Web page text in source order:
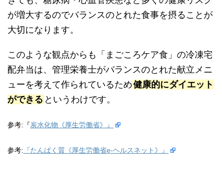
が増大するのでバランスのとれた食事を摂ることが
大切になります。
このような観点からも「まごころケア食」の冷凍宅
配弁当は、管理栄養士がバランスのとれた献立メニ
ューを考えて作られているため健康的にダイエット
ができる というわけです。
参考:『炭水化物《厚生労働省》』
参考: 『たんぱく質《厚生労働省e-ヘルスネット》』